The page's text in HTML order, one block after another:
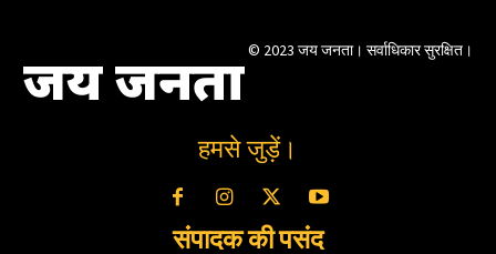
जय जनता © 2023 जय जनता। सर्वाधिकार सुरक्षित।
हमसे जुड़ें।
संपादक की पसंद